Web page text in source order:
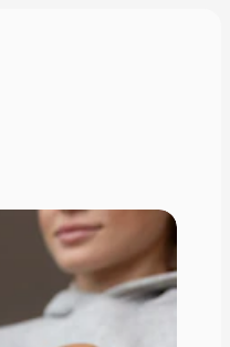
imagem